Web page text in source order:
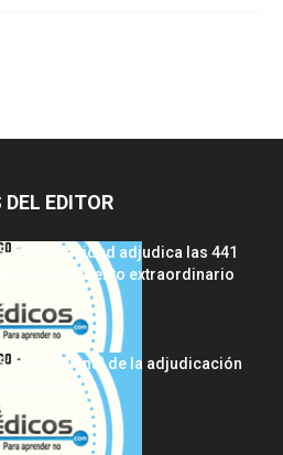
EDITOR
2026: Sanidad adjudica las 441
procedimiento extraordinario
análisis final de la adjudicación
y claves...